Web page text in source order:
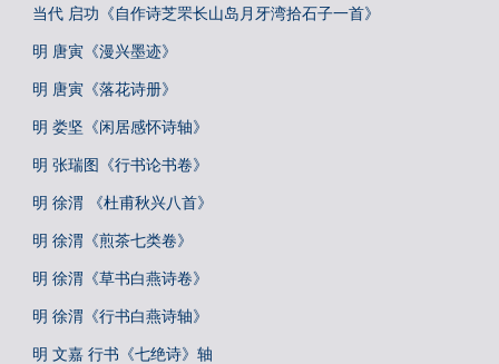
当代 启功《自作诗芝罘长山岛月牙湾拾石子一首》
明 唐寅《漫兴墨迹》
明 唐寅《落花诗册》
明 娄坚《闲居感怀诗轴》
明 张瑞图《行书论书卷》
明 徐渭 《杜甫秋兴八首》
明 徐渭《煎茶七类卷》
明 徐渭《草书白燕诗卷》
明 徐渭《行书白燕诗轴》
明 文嘉 行书《七绝诗》轴